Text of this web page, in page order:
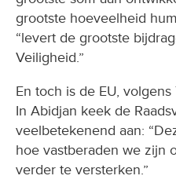
grootste hoeveelheid
“levert de grootste
Veiligheid.”
En toch is de EU,
In Abidjan keek de
veelbetekenend aan:
hoe vastberaden we zijn
verder te versterken.”